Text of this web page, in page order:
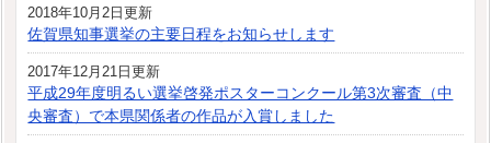
2018年10月2日更新
佐賀県知事選挙の主要日程をお知らせします
2017年12月21日更新
平成29年度明るい選挙啓発ポスターコンクール第3次審査（中
央審査）で本県関係者の作品が入賞しました